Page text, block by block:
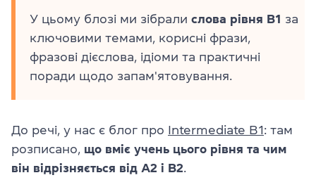
У цьому блозі ми зібрали слова рівня B1 за
ключовими темами, корисні фрази,
фразові дієслова, ідіоми та практичні
поради щодо запам'ятовування.
До речі, у нас є блог про Intermediate B1: там
розписано, що вміє учень цього рівня та чим
він відрізняється від A2 і B2